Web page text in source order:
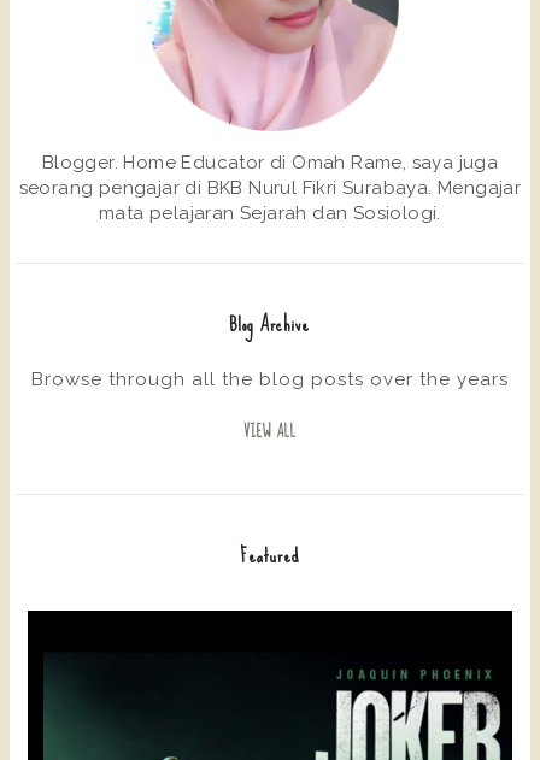
Blogger. Home Educator di Omah Rame, saya juga
seorang pengajar di BKB Nurul Fikri Surabaya. Mengajar
mata pelajaran Sejarah dan Sosiologi.
Blog Archive
Browse through all the blog posts over the years
VIEW ALL
Featured